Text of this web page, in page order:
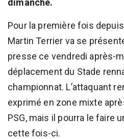
Pour la première fois
Martin Terrier va se
presse ce vendredi après-
déplacement du Stade
championnat. L’attaquant
exprimé en zone mixte
PSG, mais il pourra le faire
cette fois-ci.